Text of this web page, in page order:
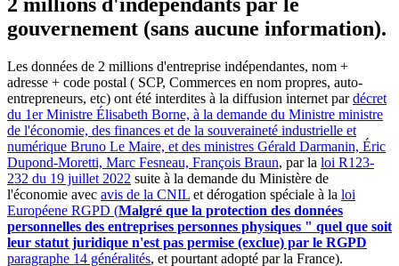
gouvernement (sans aucune information).
Les données de 2 millions d'entreprise indépendantes, nom +
adresse + code postal ( SCP, Commerces en nom propres, auto-
entrepreneurs, etc) ont été interdites à la diffusion internet pardécret
du 1er Ministre Élisabeth Borne, à la demande du Ministre ministre
de l'économie, des finances et de la souveraineté industrielle et
numérique Bruno Le Maire, et des ministres Gérald Darmanin, Éric
Dupond-Moretti, Marc Fesneau, François Braun, par la loi R123-
232 du 19 juillet 2022 suite à la demande du Ministère de
l'économie avec avis de la CNIL et dérogation spéciale à la loi
Européene RGPD (Malgré que la protection des données
personnelles des entreprises personnes physiques " quel que soit
leur statut juridique n'est pas permise (exclue) par le RGPD
paragraphe 14 généralités, et pourtant adopté par la France).